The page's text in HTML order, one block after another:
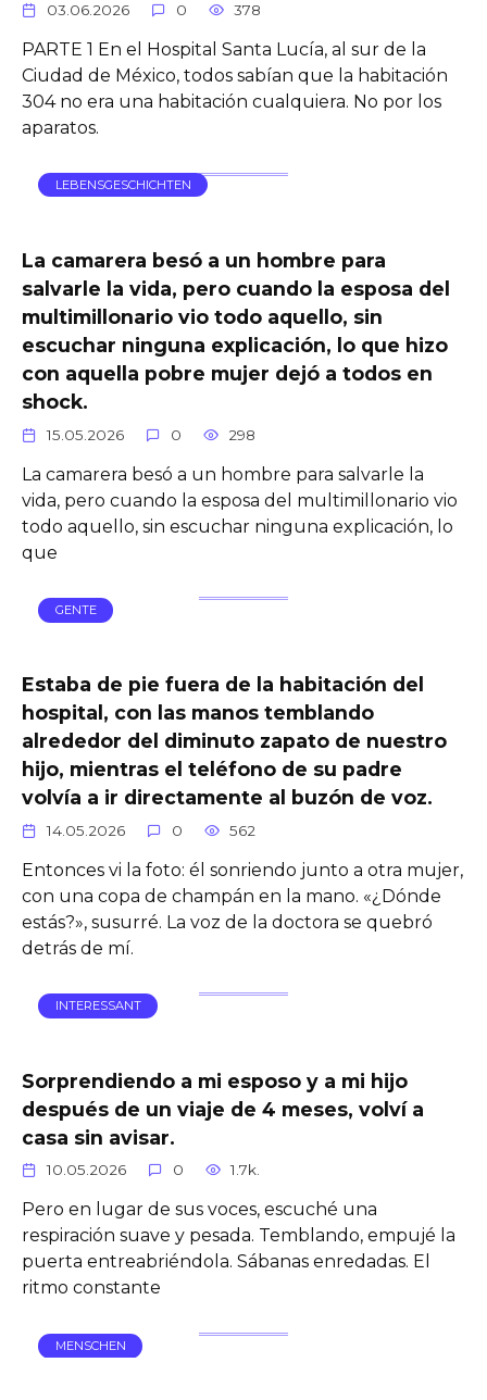
03.06.2026 0 378
PARTE 1 En el Hospital Santa Lucía, al sur de la
Ciudad de México, todos sabían que la habitación
304 no era una habitación cualquiera. No por los
aparatos.
LEBENSGESCHICHTEN
La camarera besó a un hombre para
salvarle la vida, pero cuando la esposa del
multimillonario vio todo aquello, sin
escuchar ninguna explicación, lo que hizo
con aquella pobre mujer dejó a todos en
shock.
15.05.2026 0 298
La camarera besó a un hombre para salvarle la
vida, pero cuando la esposa del multimillonario vio
todo aquello, sin escuchar ninguna explicación, lo
que
GENTE
Estaba de pie fuera de la habitación del
hospital, con las manos temblando
alrededor del diminuto zapato de nuestro
hijo, mientras el teléfono de su padre
volvía a ir directamente al buzón de voz.
14.05.2026 0 562
Entonces vi la foto: él sonriendo junto a otra mujer,
con una copa de champán en la mano. «¿Dónde
estás?», susurré. La voz de la doctora se quebró
detrás de mí.
INTERESSANT
Sorprendiendo a mi esposo y a mi hijo
después de un viaje de 4 meses, volví a
casa sin avisar.
10.05.2026 0 1.7k.
Pero en lugar de sus voces, escuché una
respiración suave y pesada. Temblando, empujé la
puerta entreabriéndola. Sábanas enredadas. El
ritmo constante
MENSCHEN